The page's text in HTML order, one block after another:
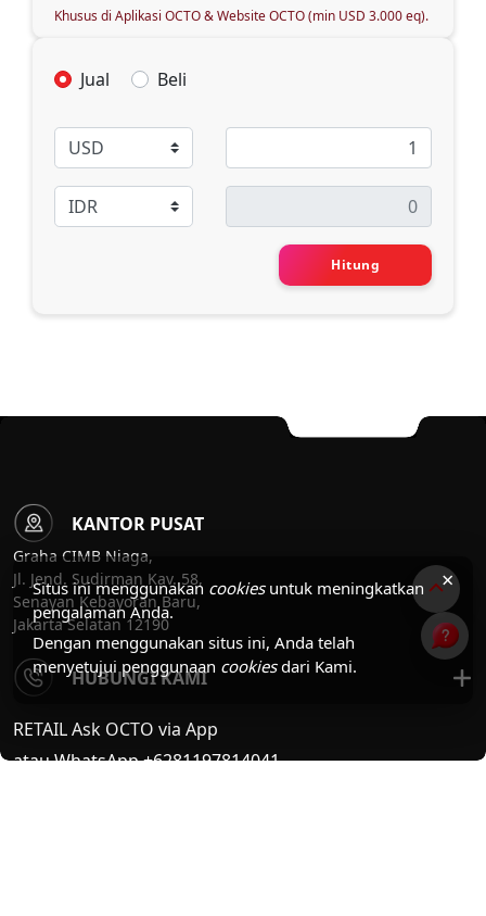
×
Situs ini menggunakan cookiesuntuk meningkatkan
pengalaman Anda.
Dengan menggunakan situs ini, Anda telah
menyetujui penggunaan cookiesdari Kami.
Khusus di Aplikasi OCTO & Website OCTO (min USD 3.000 eq).
Jual Beli
Hitung
KANTOR PUSAT
Graha CIMB Niaga,
Jl. Jend. Sudirman Kav. 58,
Senayan Kebayoran Baru,
Jakarta Selatan 12190
HUBUNGI KAMI
RETAIL Ask OCTO via App
atau WhatsApp +6281197814041